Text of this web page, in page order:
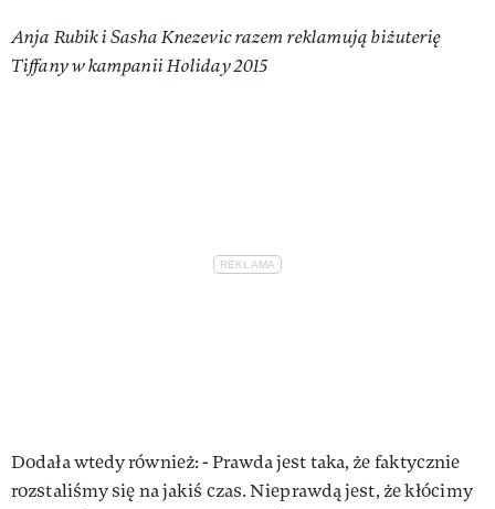
Anja Rubik i Sasha Knezevic razem reklamują biżuterię
Tiffany w kampanii Holiday 2015
Dodała wtedy również: - Prawda jest taka, że faktycznie
rozstaliśmy się na jakiś czas. Nieprawdą jest, że kłócimy